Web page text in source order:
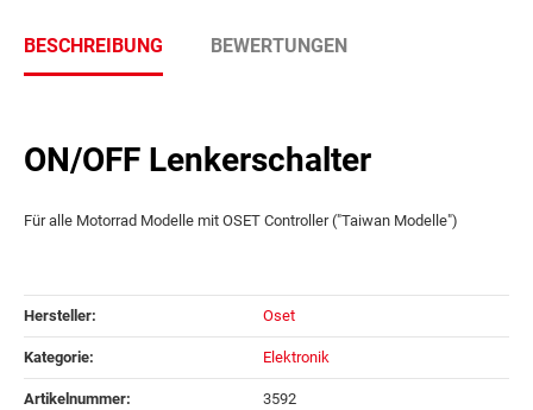
BESCHREIBUNG BEWERTUNGEN
ON/OFF Lenkerschalter
Für alle Motorrad Modelle mit OSET Controller ("Taiwan Modelle")
Hersteller: Oset
Kategorie: Elektronik
Artikelnummer: 3592